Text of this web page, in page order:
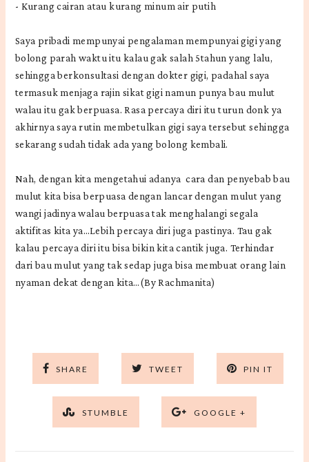
- Kurang cairan atau kurang minum air putih
Saya pribadi mempunyai pengalaman mempunyai gigi yang
bolong parah waktu itu kalau gak salah 5tahun yang lalu,
sehingga berkonsultasi dengan dokter gigi, padahal saya
termasuk menjaga rajin sikat gigi namun punya bau mulut
walau itu gak berpuasa. Rasa percaya diri itu turun donk ya
akhirnya saya rutin membetulkan gigi saya tersebut sehingga
sekarang sudah tidak ada yang bolong kembali.
Nah, dengan kita mengetahui adanya cara dan penyebab bau
mulut kita bisa berpuasa dengan lancar dengan mulut yang
wangi jadinya walau berpuasa tak menghalangi segala
aktifitas kita ya…Lebih percaya diri juga pastinya. Tau gak
kalau percaya diri itu bisa bikin kita cantik juga. Terhindar
dari bau mulut yang tak sedap juga bisa membuat orang lain
nyaman dekat dengan kita…(By Rachmanita)
SHARE TWEET PIN IT
STUMBLE GOOGLE +